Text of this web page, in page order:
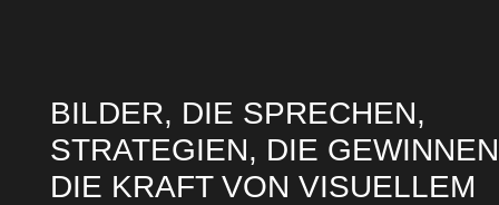
BILDER, DIE SPRECHEN,
STRATEGIEN, DIE GEWINNEN
DIE KRAFT VON VISUELLEM